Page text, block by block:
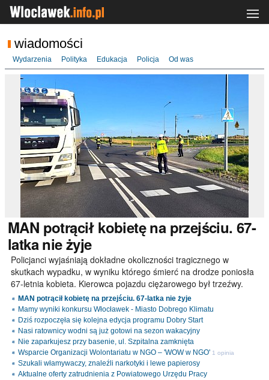
wiadomości
Wydarzenia Polityka Edukacja Policja Od was
MAN potrącił kobietę na przejściu. 67-
latka nie żyje
Policjanci wyjaśniają dokładne okoliczności tragicznego w
skutkach wypadku, w wyniku którego śmierć na drodze poniosła
67-letnia kobieta. Kierowca pojazdu ciężarowego był trzeźwy.
MAN potrącił kobietę na przejściu. 67-latka nie żyje
Mamy wyniki konkursu Włocławek - Miasto Dobrego Klimatu
Dziś rozpoczęła się kolejna edycja programu Dobry Start
Nasi ratownicy wodni są już gotowi na sezon wakacyjny
Nie zaparkujesz przy basenie, ul. Szpitalna zamknięta
Wsparcie Organizacji Wolontariatu w NGO – 'WOW w NGO' 1 opinia
Szukali włamywaczy, znaleźli narkotyki i lewe papierosy
Aktualne oferty zatrudnienia z Powiatowego Urzędu Pracy